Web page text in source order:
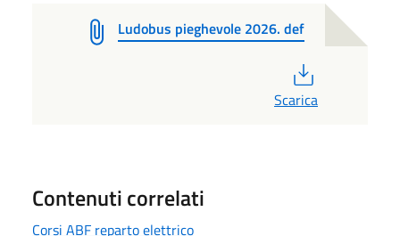
Ludobus pieghevole 2026. def
Scarica
Contenuti correlati
Corsi ABF reparto elettrico